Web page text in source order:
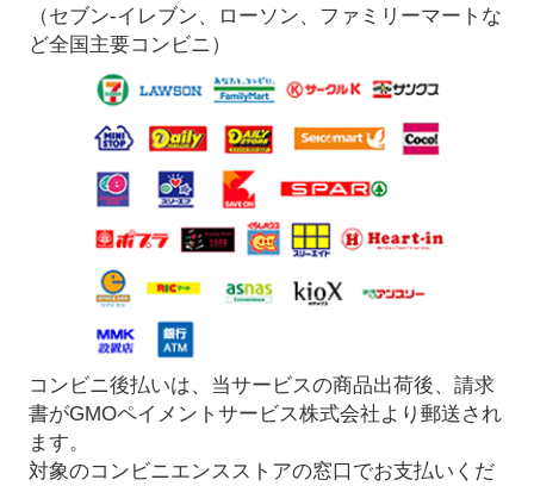
（セブン-イレブン、ローソン、ファミリーマートな
ど全国主要コンビニ）
コンビニ後払いは、当サービスの商品出荷後、請求
書がGMOペイメントサービス株式会社より郵送され
ます。
対象のコンビニエンスストアの窓口でお支払いくだ